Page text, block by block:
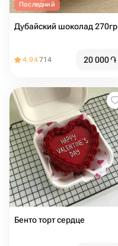
Последний
Дубайский шоколад 270гр
4.94714 20 000֏
Бенто торт сердце